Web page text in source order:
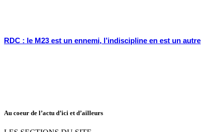
RDC : le M23 est un ennemi, l’indiscipline en est un autre
Au coeur de l’actu d’ici et d’ailleurs